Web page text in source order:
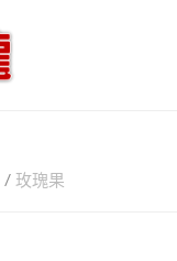
/玫瑰果